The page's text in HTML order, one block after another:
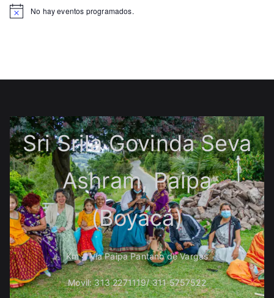
No hay eventos programados.
Sri Srila Govinda Seva
Ashram, Paipa
(Boyacá)
Km 4 Vía Paipa Pantano de Vargas
Movil: 313 2271119/ 311 5757522